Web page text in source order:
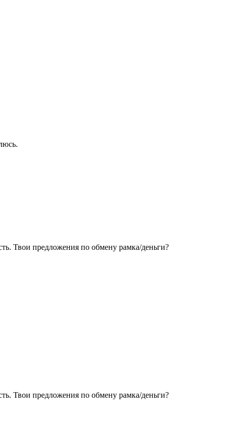
Твои предложения по обмену рамка/деньги?
Твои предложения по обмену рамка/деньги?